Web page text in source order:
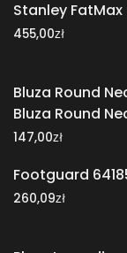
Stanley FatMax
455,00zł
Bluza Round
Bluza Round
147,00zł
Footguard
260,09zł